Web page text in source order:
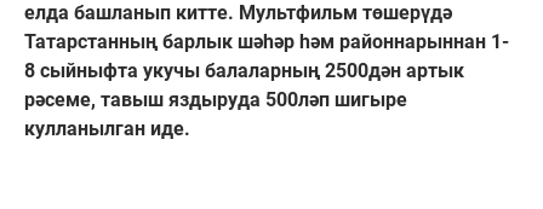
елда башланып китте. Мультфильм төшерүдә
Татарстанның барлык шәһәр һәм районнарыннан 1-
8 сыйныфта укучы балаларның 2500дән артык
рәсеме, тавыш яздыруда 500ләп шигыре
кулланылган иде.